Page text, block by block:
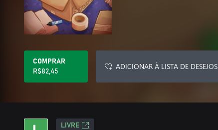
COMPRAR
R$82,45
ADICIONAR À LISTA DE DESEJOS
LIVRE